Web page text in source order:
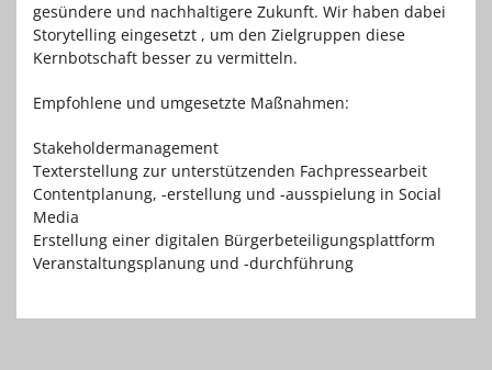
gesündere und nachhaltigere Zukunft. Wir haben dabei
Storytelling eingesetzt , um den Zielgruppen diese
Kernbotschaft besser zu vermitteln.
Empfohlene und umgesetzte Maßnahmen:
Stakeholdermanagement
Texterstellung zur unterstützenden Fachpressearbeit
Contentplanung, -erstellung und -ausspielung in Social
Media
Erstellung einer digitalen Bürgerbeteiligungsplattform
Veranstaltungsplanung und -durchführung